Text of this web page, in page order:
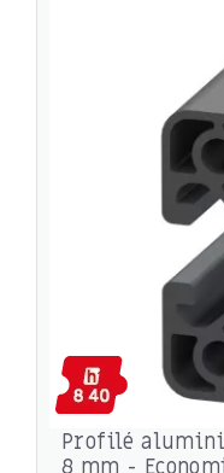
Profilé